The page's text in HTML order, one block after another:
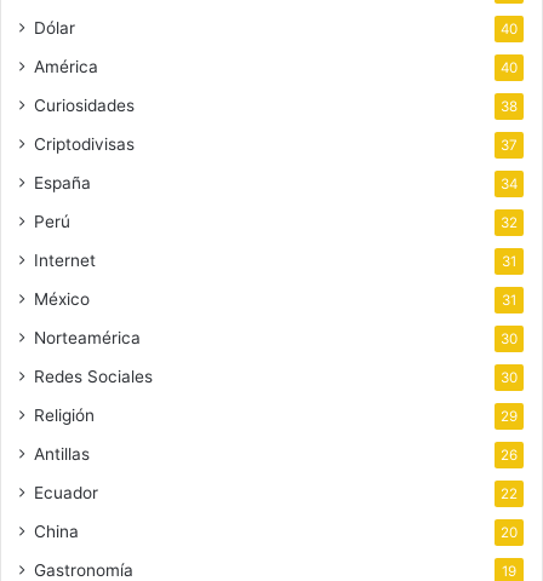
Dólar 40
América 40
Curiosidades 38
Criptodivisas 37
España 34
Perú 32
Internet 31
México 31
Norteamérica 30
Redes Sociales 30
Religión 29
Antillas 26
Ecuador 22
China 20
Gastronomía 19